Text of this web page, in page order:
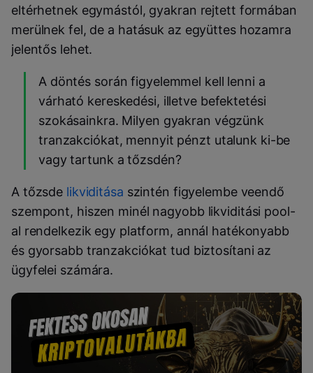
eltérhetnek egymástól, gyakran rejtett formában
merülnek fel, de a hatásuk az együttes hozamra
jelentős lehet.
A döntés során figyelemmel kell lenni a
várható kereskedési, illetve befektetési
szokásainkra. Milyen gyakran végzünk
tranzakciókat, mennyit pénzt utalunk ki-be
vagy tartunk a tőzsdén?
A tőzsde likviditása szintén figyelembe veendő
szempont, hiszen minél nagyobb likviditási pool-
al rendelkezik egy platform, annál hatékonyabb
és gyorsabb tranzakciókat tud biztosítani az
ügyfelei számára.